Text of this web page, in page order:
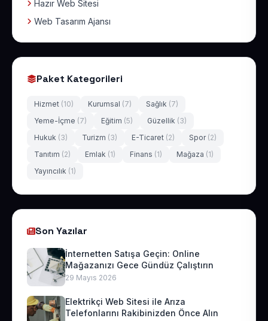
Hazır Web Sitesi
Web Tasarım Ajansı
Paket Kategorileri
Hizmet (10) Kurumsal (7) Sağlık (7)
Yeme-İçme (7) Eğitim (5) Güzellik (3)
Hukuk (3) Turizm (3) E-Ticaret (2) Spor (2)
Tanıtım (2) Emlak (1) Finans (1) Mağaza (1)
Yayıncılık (1)
Son Yazılar
İnternetten Satışa Geçin: Online
Mağazanızı Gece Gündüz Çalıştırın
29 Mayıs 2026
Elektrikçi Web Sitesi ile Arıza
Telefonlarını Rakibinizden Önce Alın